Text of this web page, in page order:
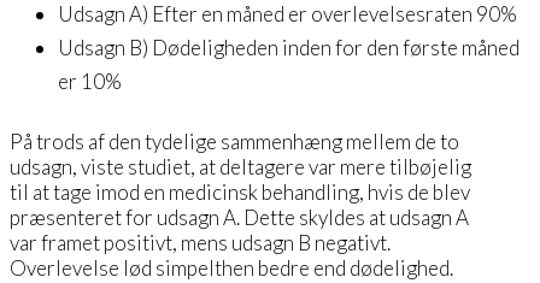
Udsagn A) Efter en måned er overlevelsesraten 90%
Udsagn B) Dødeligheden inden for den første måned
er 10%
På trods af den tydelige sammenhæng mellem de to
udsagn, viste studiet, at deltagere var mere tilbøjelig
til at tage imod en medicinsk behandling, hvis de blev
præsenteret for udsagn A. Dette skyldes at udsagn A
var framet positivt, mens udsagn B negativt.
Overlevelse lød simpelthen bedre end dødelighed.